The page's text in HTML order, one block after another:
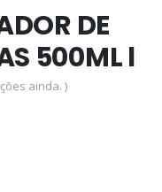
DE
500ML l
ainda. )